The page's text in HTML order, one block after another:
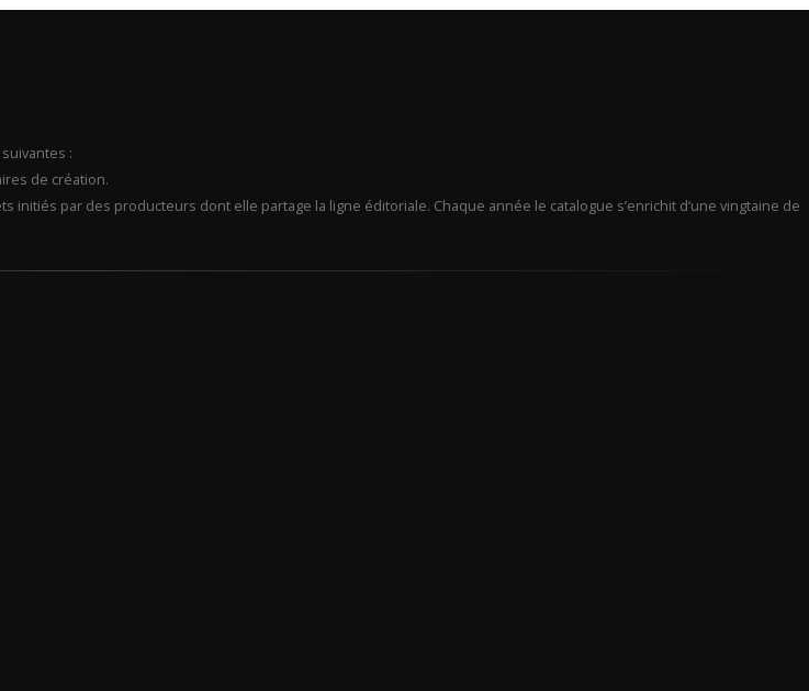
:
de création.
par des producteurs dont elle partage la ligne éditoriale. Chaque année le catalogue s’enrichit d’une vingtaine de